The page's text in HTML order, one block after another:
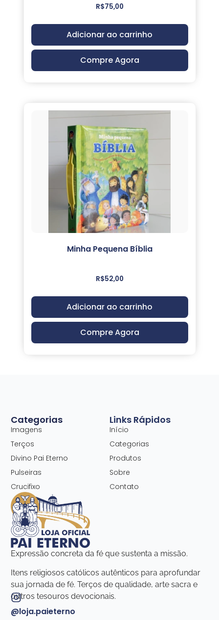
R$75,00
Adicionar ao carrinho
Compre Agora
Minha Pequena Bíblia
R$52,00
Adicionar ao carrinho
Compre Agora
Expressão concreta da fé que sustenta a missão.
Itens religiosos católicos autênticos para aprofundar
sua jornada de fé. Terços de qualidade, arte sacra e
outros tesouros devocionais.
@loja.paieterno
Links Rápidos
Início
Categorias
Produtos
Sobre
Contato
Categorias
Imagens
Terços
Divino Pai Eterno
Pulseiras
Crucifixo